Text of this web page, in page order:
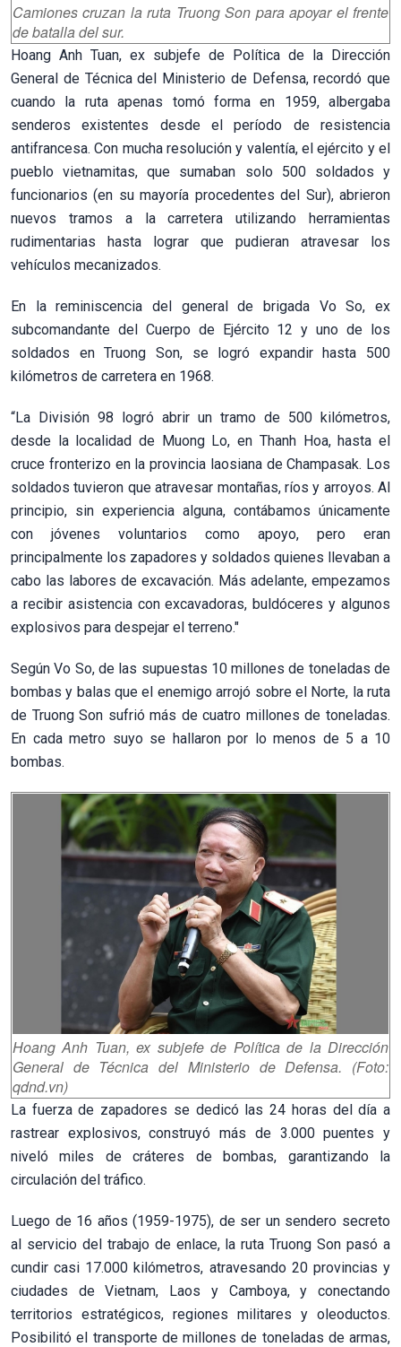
Camiones cruzan la ruta Truong Son para apoyar el frente
de batalla del sur.
Hoang Anh Tuan, ex subjefe de Política de la Dirección
General de Técnica del Ministerio de Defensa, recordó que
cuando la ruta apenas tomó forma en 1959, albergaba
senderos existentes desde el período de resistencia
antifrancesa. Con mucha resolución y valentía, el ejército y el
pueblo vietnamitas, que sumaban solo 500 soldados y
funcionarios (en su mayoría procedentes del Sur), abrieron
nuevos tramos a la carretera utilizando herramientas
rudimentarias hasta lograr que pudieran atravesar los
vehículos mecanizados.
En la reminiscencia del general de brigada Vo So, ex
subcomandante del Cuerpo de Ejército 12 y uno de los
soldados en Truong Son, se logró expandir hasta 500
kilómetros de carretera en 1968.
“La División 98 logró abrir un tramo de 500 kilómetros,
desde la localidad de Muong Lo, en Thanh Hoa, hasta el
cruce fronterizo en la provincia laosiana de Champasak. Los
soldados tuvieron que atravesar montañas, ríos y arroyos. Al
principio, sin experiencia alguna, contábamos únicamente
con jóvenes voluntarios como apoyo, pero eran
principalmente los zapadores y soldados quienes llevaban a
cabo las labores de excavación. Más adelante, empezamos
a recibir asistencia con excavadoras, buldóceres y algunos
explosivos para despejar el terreno."
Según Vo So, de las supuestas 10 millones de toneladas de
bombas y balas que el enemigo arrojó sobre el Norte, la ruta
de Truong Son sufrió más de cuatro millones de toneladas.
En cada metro suyo se hallaron por lo menos de 5 a 10
bombas.
Hoang Anh Tuan, ex subjefe de Política de la Dirección
General de Técnica del Ministerio de Defensa. (Foto:
qdnd.vn)
La fuerza de zapadores se dedicó las 24 horas del día a
rastrear explosivos, construyó más de 3.000 puentes y
niveló miles de cráteres de bombas, garantizando la
circulación del tráfico.
Luego de 16 años (1959-1975), de ser un sendero secreto
al servicio del trabajo de enlace, la ruta Truong Son pasó a
cundir casi 17.000 kilómetros, atravesando 20 provincias y
ciudades de Vietnam, Laos y Camboya, y conectando
territorios estratégicos, regiones militares y oleoductos.
Posibilitó el transporte de millones de toneladas de armas,